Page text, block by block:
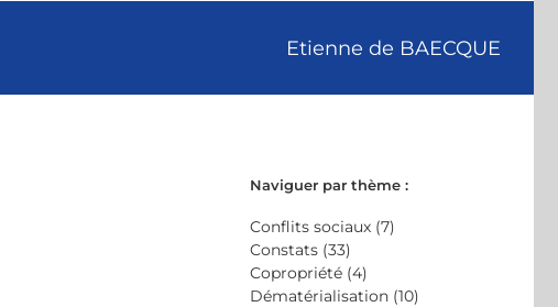
Etienne de BAECQUE
Naviguer par thème :
Conflits sociaux (7)
Constats (33)
Copropriété (4)
Dématérialisation (10)